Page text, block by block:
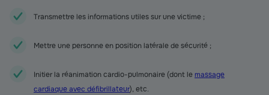
Transmettre les informations utiles sur une victime ;
Mettre une personne en position latérale de sécurité ;
Initier la réanimation cardio-pulmonaire (dont le massage
cardiaque avec défibrillateur), etc.